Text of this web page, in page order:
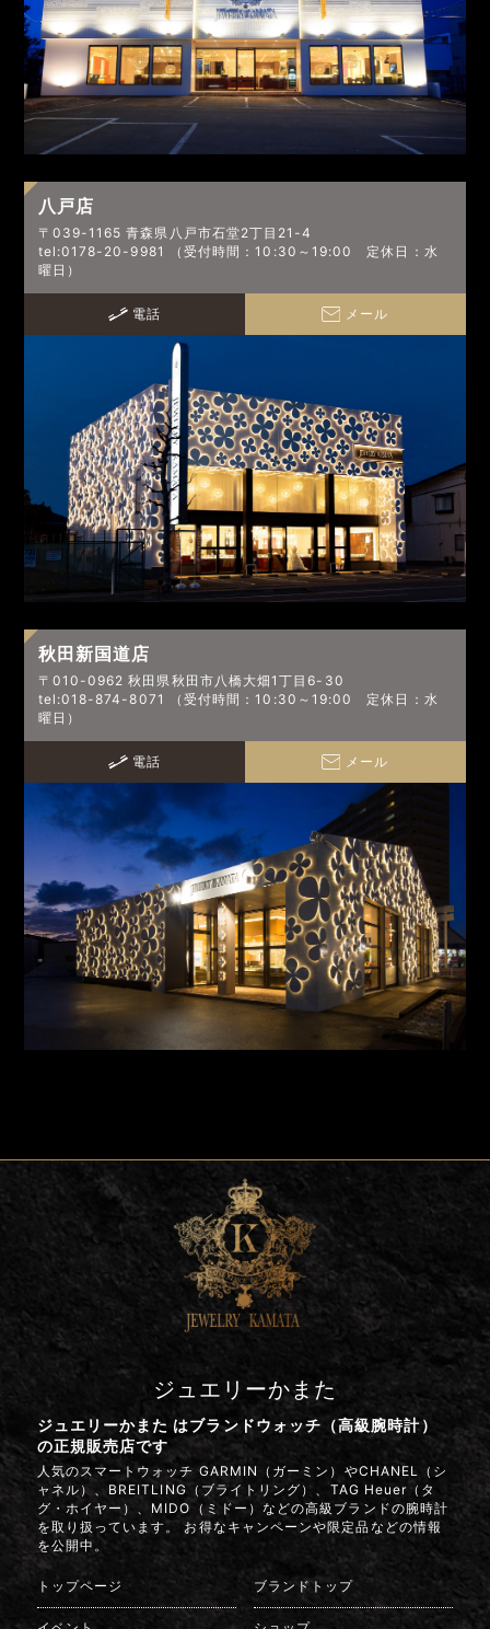
八戸店
〒039-1165 青森県八戸市石堂2丁目21-4
tel:0178-20-9981 （受付時間：10:30～19:00 定休日：水
曜日）
電話 メール
秋田新国道店
〒010-0962 秋田県秋田市八橋大畑1丁目6-30
tel:018-874-8071 （受付時間：10:30～19:00 定休日：水
曜日）
電話 メール
ジュエリーかまた
ジュエリーかまた はブランドウォッチ（高級腕時計）
の正規販売店です
人気のスマートウォッチ GARMIN（ガーミン）やCHANEL（シ
ャネル）、BREITLING（ブライトリング）、TAG Heuer（タ
グ・ホイヤー）、MIDO（ミドー）などの高級ブランドの腕時計
を取り扱っています。 お得なキャンペーンや限定品などの情報
を公開中。
トップページ ブランドトップ